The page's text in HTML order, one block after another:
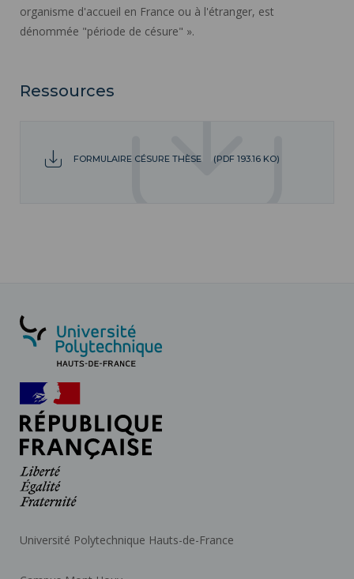
organisme d'accueil en France ou à l'étranger, est
dénommée "période de césure" ».
Ressources
FORMULAIRE CÉSURE THÈSE (PDF 193.16 KO)
Université Polytechnique Hauts-de-France